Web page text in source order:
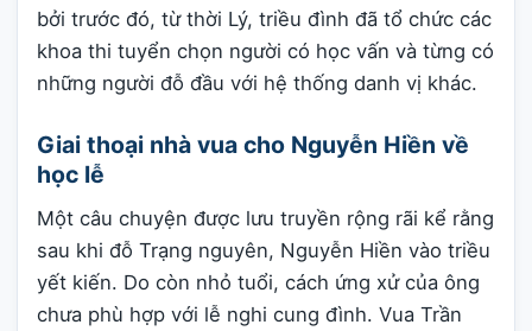
bởi trước đó, từ thời Lý, triều đình đã tổ chức các
khoa thi tuyển chọn người có học vấn và từng có
những người đỗ đầu với hệ thống danh vị khác.
Giai thoại nhà vua cho Nguyễn Hiền về
học lễ
Một câu chuyện được lưu truyền rộng rãi kể rằng
sau khi đỗ Trạng nguyên, Nguyễn Hiền vào triều
yết kiến. Do còn nhỏ tuổi, cách ứng xử của ông
chưa phù hợp với lễ nghi cung đình. Vua Trần